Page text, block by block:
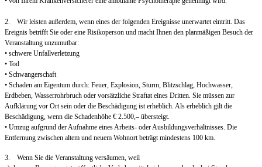
2. Wir leisten außerdem, wenn eines der folgenden Ereignisse unerwartet eintritt. Das
Ereignis betrifft Sie oder eine Risikoperson und macht Ihnen den planmäßigen Besuch der
Veranstaltung unzumutbar:
• schwere Unfallverletzung
• Tod
• Schwangerschaft
• Schaden am Eigentum durch: Feuer, Explosion, Sturm, Blitzschlag, Hochwasser,
Erdbeben, Wasserrohrbruch oder vorsätzliche Straftat eines Dritten. Sie müssen zur
Aufklärung vor Ort sein oder die Beschädigung ist erheblich. Als erheblich gilt die
Beschädigung, wenn die Schadenhöhe € 2.500,– übersteigt.
• Umzug aufgrund der Aufnahme eines Arbeits- oder Ausbildungsverhältnisses. Die
Entfernung zwischen altem und neuem Wohnort beträgt mindestens 100 km.
3. Wenn Sie die Veranstaltung versäumen, weil